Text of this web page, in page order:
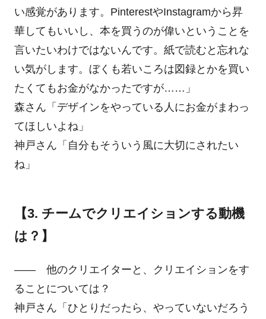
い感覚があります。PinterestやInstagramから昇
華してもいいし、本を買うのが偉いということを
言いたいわけではないんです。紙で読むと忘れな
い気がします。ぼくも若いころは図録とかを買い
たくてもお金がなかったですが……」
森さん「デザインをやっている人にお金がまわっ
てほしいよね」
神戸さん「自分もそういう風に大切にされたい
ね」
【3. チームでクリエイションする動機
は？】
―― 他のクリエイターと、クリエイションをす
ることについては？
神戸さん「ひとりだったら、やっていないだろう